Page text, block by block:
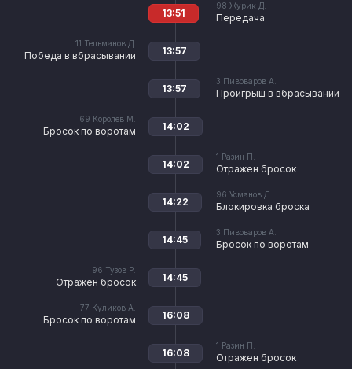
98 Журик Д.
Передача
13:51
11 Тельманов Д.
Победа в вбрасывании 13:57
3 Пивоваров А.
Проигрыш в вбрасывании
13:57
69 Королев М.
Бросок по воротам 14:02
1 Разин П.
Отражен бросок
14:02
96 Усманов Д.
Блокировка броска
14:22
3 Пивоваров А.
Бросок по воротам
14:45
96 Тузов Р.
Отражен бросок 14:45
77 Куликов А.
Бросок по воротам 16:08
1 Разин П.
Отражен бросок
16:08